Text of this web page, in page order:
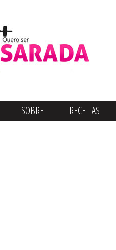
SOBRE RECEITAS